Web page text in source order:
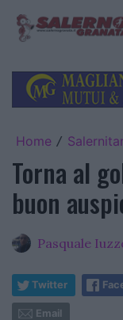
Home /
Torna al
buon
Pasquale
Twitter
Email